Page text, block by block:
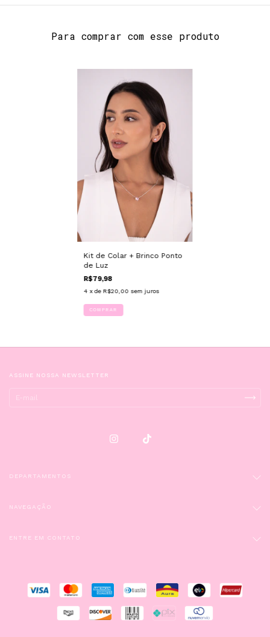
Para comprar com esse produto
Kit de Colar + Brinco Ponto
de Luz
R$79,98
4 x de R$20,00 sem juros
COMPRAR
ASSINE NOSSA NEWSLETTER
DEPARTAMENTOS
NAVEGAÇÃO
ENTRE EM CONTATO